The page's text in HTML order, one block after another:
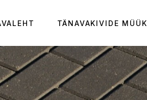
TÄNAVAKIVIDE MÜÜK